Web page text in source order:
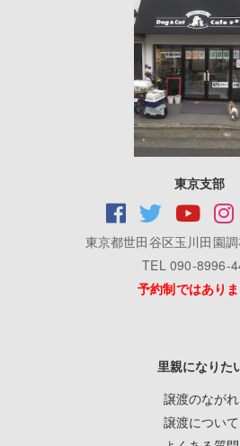
東京支部
東京都世田谷区玉川田園
TEL 090-8996-
予約制ではあり
里親になりた
譲渡のながれ
譲渡について